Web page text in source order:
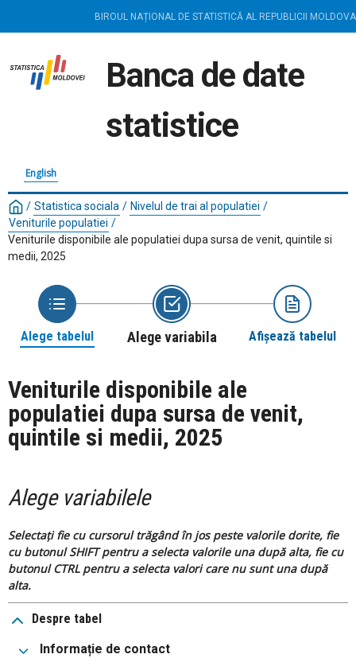
BIROUL NAȚIONAL DE STATISTICĂ AL REPUBLICII MOLDOVA
Banca de date
statistice
English
/ Statistica sociala / Nivelul de trai al populatiei /
Veniturile populatiei /
Veniturile disponibile ale populatiei dupa sursa de venit, quintile si
medii, 2025
Alege tabelul Alege variabila Afișează tabelul
Veniturile disponibile ale
populatiei dupa sursa de venit,
quintile si medii, 2025
Alege variabilele
Selectați fie cu cursorul trăgând în jos peste valorile dorite, fie
cu butonul SHIFT pentru a selecta valorile una după alta, fie cu
butonul CTRL pentru a selecta valori care nu sunt una după
alta.
Despre tabel
Informație de contact